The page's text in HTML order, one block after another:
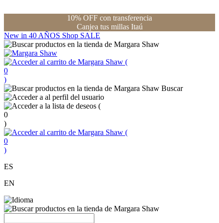
10% OFF con transferencia
Canjea tus millas Itaú
New in 40 AÑOS Shop SALE
(
0
)
Buscar
(
0
)
(
0
)
ES
EN